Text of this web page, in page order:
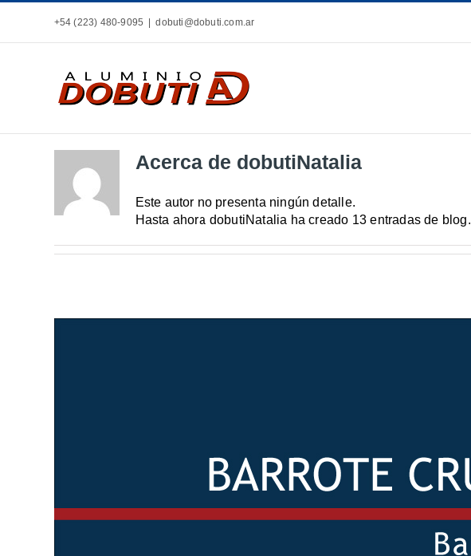
contenido
+54 (223) 480-9095 dobuti@dobuti.com.ar
Acerca de dobutiNatalia
Este autor no presenta ningún detalle.
Hasta ahora dobutiNatalia ha creado 13 entradas de blog.